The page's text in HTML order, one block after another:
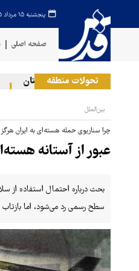
پنجشنبه ۱۵ مرداد ۱۴۰۵
صفحه اصلی
تحولات منطقه
به دو منطقه در لبنان
بین‌الملل
چرا سناریوی حمله هسته‌ای به ایران
عبور از آستانه
بحث درباره احتمال استفاده از
سطح رسمی رد می‌شود، اما